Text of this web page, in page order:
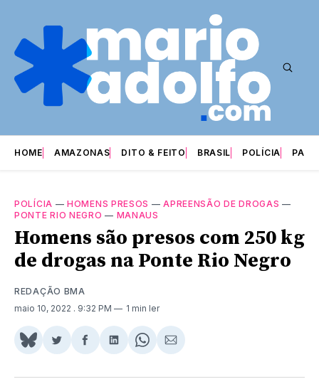
HOME AMAZONAS DITO & FEITO BRASIL POLÍCIA
POLÍCIA —HOMENS PRESOS —APREENSÃO DE DROGAS —
PONTE RIO NEGRO — MANAUS
Homens são presos com 250 kg
de drogas na Ponte Rio Negro
REDAÇÃO BMA
maio 10, 2022 . 9:32 PM 1 min ler
Share
BlueSky
Compartilhar
Twitter
Compartilhar
Facebook
Compartilhar
LinkedIn
Share
WhatsApp
Compartilhar
Email